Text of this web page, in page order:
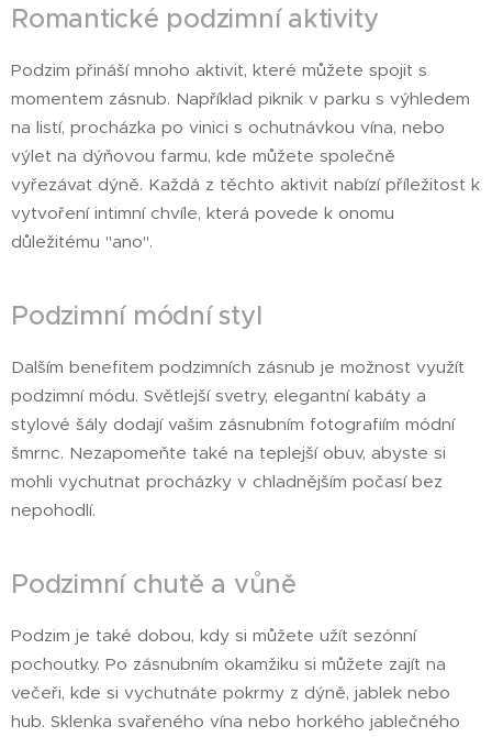
Romantické podzimní aktivity
Podzim přináší mnoho aktivit, které můžete spojit s
momentem zásnub. Například piknik v parku s výhledem
na listí, procházka po vinici s ochutnávkou vína, nebo
výlet na dýňovou farmu, kde můžete společně
vyřezávat dýně. Každá z těchto aktivit nabízí příležitost k
vytvoření intimní chvíle, která povede k onomu
důležitému "ano".
Podzimní módní styl
Dalším benefitem podzimních zásnub je možnost využít
podzimní módu. Světlejší svetry, elegantní kabáty a
stylové šály dodají vašim zásnubním fotografiím módní
šmrnc. Nezapomeňte také na teplejší obuv, abyste si
mohli vychutnat procházky v chladnějším počasí bez
nepohodlí.
Podzimní chutě a vůně
Podzim je také dobou, kdy si můžete užít sezónní
pochoutky. Po zásnubním okamžiku si můžete zajít na
večeři, kde si vychutnáte pokrmy z dýně, jablek nebo
hub. Sklenka svařeného vína nebo horkého jablečného